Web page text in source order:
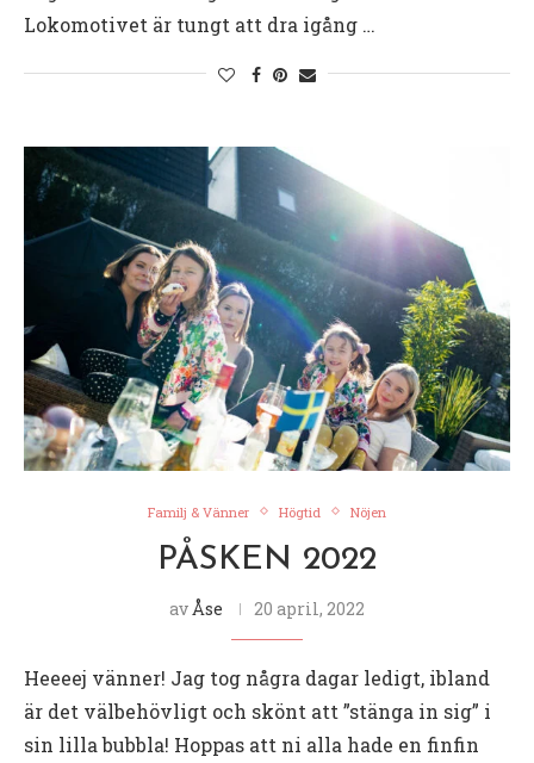
Lokomotivet är tungt att dra igång …
Familj & Vänner Högtid Nöjen
PÅSKEN 2022
av Åse 20 april, 2022
Heeeej vänner! Jag tog några dagar ledigt, ibland
är det välbehövligt och skönt att ”stänga in sig” i
sin lilla bubbla! Hoppas att ni alla hade en finfin